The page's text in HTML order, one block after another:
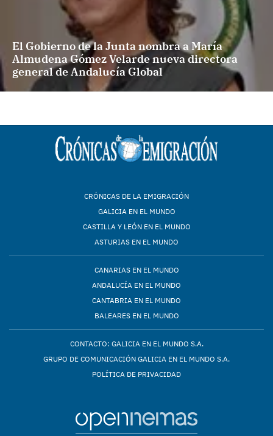
El Gobierno de la Junta nombra a María
Almudena Gómez Velarde nueva directora
general de Andalucía Global
CRÓNICAS DE LA EMIGRACIÓN
GALICIA EN EL MUNDO
CASTILLA Y LEÓN EN EL MUNDO
ASTURIAS EN EL MUNDO
CANARIAS EN EL MUNDO
ANDALUCÍA EN EL MUNDO
CANTABRIA EN EL MUNDO
BALEARES EN EL MUNDO
CONTACTO: GALICIA EN EL MUNDO S.A.
GRUPO DE COMUNICACIÓN GALICIA EN EL MUNDO S.A.
POLÍTICA DE PRIVACIDAD